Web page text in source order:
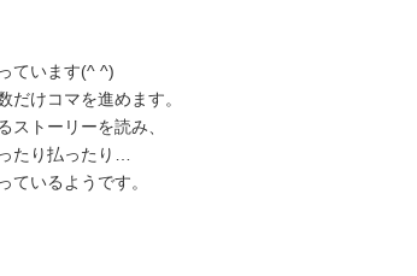
ています(^ ^)
だけコマを進めます。
ストーリーを読み、
たり払ったり…
ているようです。